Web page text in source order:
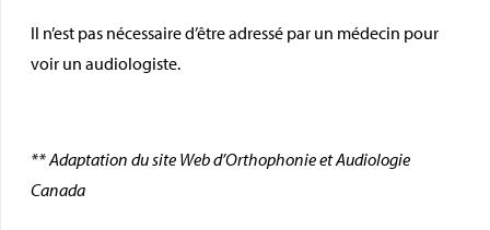
Il n’est pas nécessaire d’être adressé par un médecin pour
voir un audiologiste.
** Adaptation du site Web d’Orthophonie et Audiologie
Canada